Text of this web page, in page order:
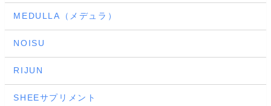
MEDULLA（メデュラ）
NOISU
RIJUN
SHEEサプリメント